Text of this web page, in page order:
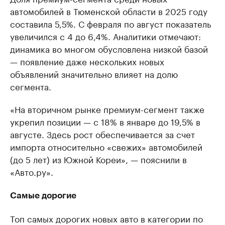
автомобилей в Тюменской области в 2025 году
составила 5,5%. С февраля по август показатель
увеличился с 4 до 6,4%. Аналитики отмечают:
динамика во многом обусловлена низкой базой
— появление даже нескольких новых
объявлений значительно влияет на долю
сегмента.
«На вторичном рынке премиум-сегмент также
укрепил позиции — с 18% в январе до 19,5% в
августе. Здесь рост обеспечивается за счет
импорта относительно «свежих» автомобилей
(до 5 лет) из Южной Кореи», — пояснили в
«Авто.ру».
Самые дорогие
Топ самых дорогих новых авто в категории по